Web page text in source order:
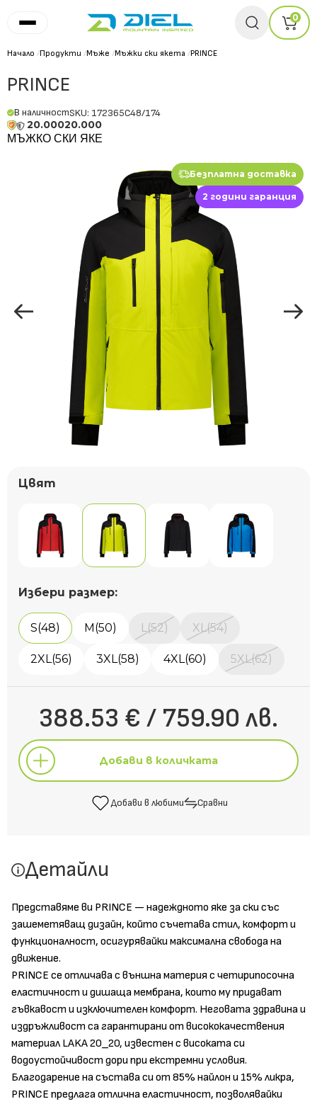
0
Начало /Продукти /Мъже /Мъжки ски якета /PRINCE
PRINCE
В наличностSKU: 172365C48/174
20.00020.000
МЪЖКО СКИ ЯКЕ
Безплатна доставка
2 години гаранция
Цвят
Избери размер:
S(48) M(50) L(52) XL(54)
2XL(56) 3XL(58) 4XL(60) 5XL(62)
388.53 € / 759.90 лв.
Добави в количката
Добави в любими Сравни
Детайли
Представяме ви PRINCE — надеждното яке за ски със
зашеметяващ дизайн, който съчетава стил, комфорт и
функционалност, осигурявайки максимална свобода на
движение.
PRINCE се отличава с външна материя с четирипосочна
еластичност и дишаща мембрана, които му придават
гъвкавост и изключителен комфорт. Неговата здравина и
издръжливост са гарантирани от висококачествения
материал LAKA 20_20, известен с високата си
водоустойчивост дори при екстремни условия.
Благодарение на състава си от 85% найлон и 15% ликра,
PRINCE предлага отлична еластичност, позволявайки